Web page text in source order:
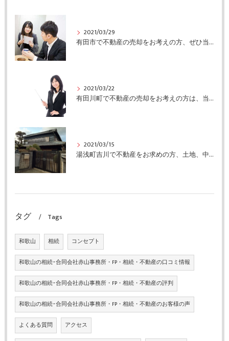
2021/03/29
有田市で不動産の売却をお考えの方、ぜひ当社にご連絡ください
2021/03/22
有田川町で不動産の売却をお考えの方は、当社にご連絡ください
2021/03/15
湯浅町吉川で不動産をお求めの方、土地、中古住宅情報有ります
タグ Tags
和歌山 相続 コンセプト
和歌山の相続･合同会社赤山事務所・FP・相続・不動産の口コミ情報
和歌山の相続･合同会社赤山事務所・FP・相続・不動産の評判
和歌山の相続･合同会社赤山事務所・FP・相続・不動産のお客様の声
よくある質問 アクセス